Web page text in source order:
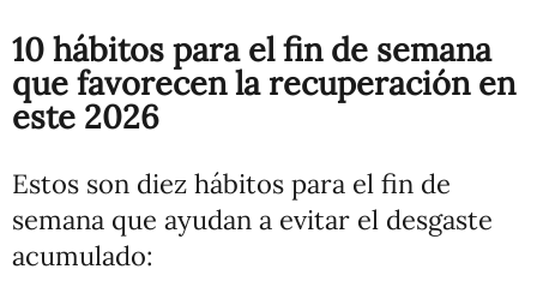
10 hábitos para el fin de semana
que favorecen la recuperación en
este 2026
Estos son diez hábitos para el fin de
semana que ayudan a evitar el desgaste
acumulado: